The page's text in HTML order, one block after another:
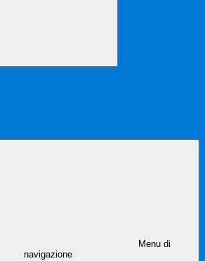
Menu di
navigazione